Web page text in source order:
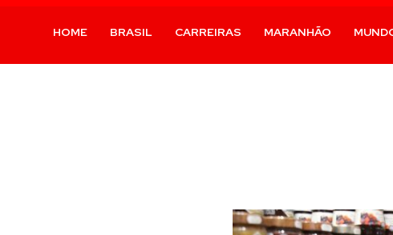
HOME BRASIL CARREIRAS MARANHÃO